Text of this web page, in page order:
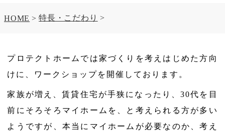
HOME 特長・こだわり
プロテクトホームでは家づくりを考えはじめた方向
けに、ワークショップを開催しております。
家族が増え、賃貸住宅が手狭になったり、30代を目
前にそろそろマイホームを、と考えられる方が多い
ようですが、本当にマイホームが必要なのか、考え